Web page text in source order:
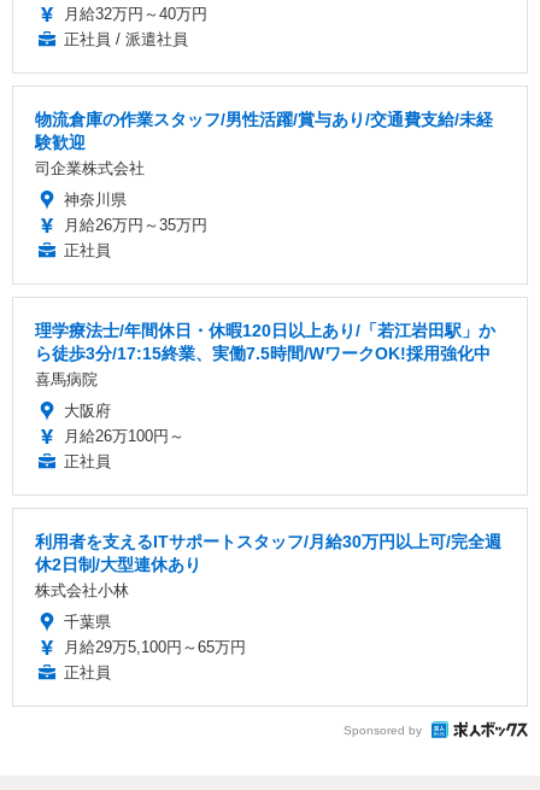
月給32万円～40万円
正社員 / 派遣社員
物流倉庫の作業スタッフ/男性活躍/賞与あり/交通費支給/未経
験歓迎
司企業株式会社
神奈川県
月給26万円～35万円
正社員
理学療法士/年間休日・休暇120日以上あり/「若江岩田駅」か
ら徒歩3分/17:15終業、実働7.5時間/WワークOK!採用強化中
喜馬病院
大阪府
月給26万100円～
正社員
利用者を支えるITサポートスタッフ/月給30万円以上可/完全週
休2日制/大型連休あり
株式会社小林
千葉県
月給29万5,100円～65万円
正社員
Sponsored by